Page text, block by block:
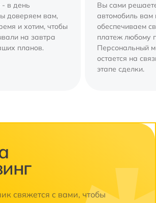
- в день
доверяем вам,
и хотим, чтобы
на завтра
планов.
Вы сами
автомобиль
обеспечиваем
платеж любому
Персональный
остается на
этапе сделки.
свяжется с вами, чтобы